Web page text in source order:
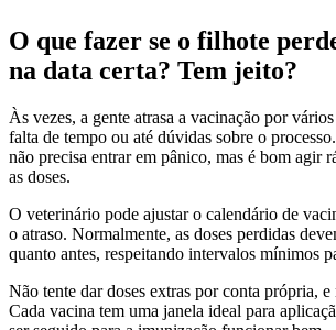
O que fazer se o filhote
na data certa? Tem jeito?
Às vezes, a gente atrasa a vacinação por
falta de tempo ou até dúvidas sobre o
não precisa entrar em pânico, mas é bom agir
as doses.
O veterinário pode ajustar o calendário de
o atraso. Normalmente, as doses perdidas
quanto antes, respeitando intervalos mínimos
Não tente dar doses extras por conta própria,
Cada vacina tem uma janela ideal para